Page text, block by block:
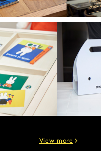
View more